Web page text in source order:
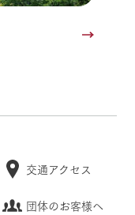
交通アクセス
団体のお客様へ